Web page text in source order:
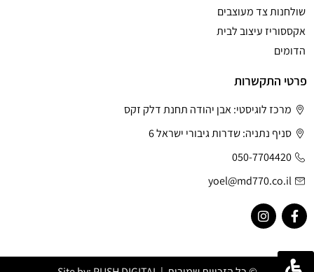
שולחנות צד מעוצבים
אקססוריז עיצוב לבית
הדומים
פרטי התקשרות
מרכז לוגיסטי: אבן יהודה תחנת דלק זקס
סניף נתניה: שדרות גיבורי ישראל 6
050-7704420
yoel@md770.co.il